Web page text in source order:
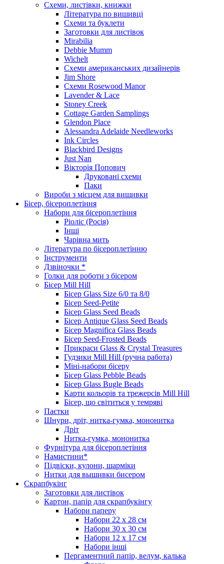
Схеми, листівки, книжки
Література по вишивці
Схеми та буклети
Заготовки для листівок
Mirabilia
Debbie Mumm
Wichelt
Схеми американських дизайнерів
Jim Shore
Cхеми Rosewood Manor
Lavender & Lace
Stoney Creek
Cottage Garden Samplings
Glendon Place
Alessandra Adelaide Needleworks
Ink Circles
Blackbird Designs
Just Nan
Вікторія Попович
Друковані схеми
Паки
Вироби з місцем для вишивки
Бісер, бісероплетіння
Набори для бісероплетіння
Ріоліс (Росія)
Інші
Чарівна мить
Література по бісероплетінню
Інструменти
Дзвіночки *
Голки для роботи з бісером
Бісер Mill Hill
Бісер Glass Size 6/0 та 8/0
Бісер Seed-Petite
Бісер Glass Seed Beads
Бісер Antique Glass Seed Beads
Бісер Magnifica Glass Beads
Бісер Seed-Frosted Beads
Прикраси Glass & Crystal Treasures
Гудзики Mill Hill (ручна работа)
Міні-набори бісеру
Бісер Glass Pebble Beads
Бісер Glass Bugle Beads
Карти кольорів та трежерсів Mill Hill
Бісер, що світиться у темряві
Паєтки
Шнури, дріт, нитка-гумка, мононитка
Дріт
Нитка-гумка, мононитка
Фурнітура для бісероплетіння
Намистини*
Підвіски, кулони, шарміки
Нитки для вышивки бисером
Скрапбукінг
Заготовки для листівок
Картон, папір для скрапбукінгу
Набори паперу
Набори 22 х 28 см
Набори 30 х 30 см
Набори 12 х 17 см
Набори інші
Пергаментний папір, велум, калька